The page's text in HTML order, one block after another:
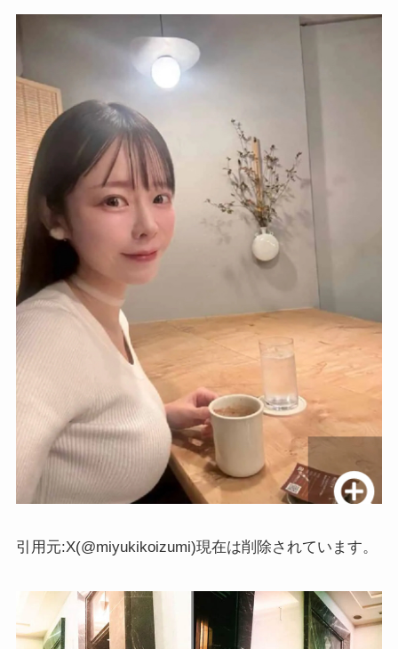
引用元:X(@miyukikoizumi)現在は削除されています。